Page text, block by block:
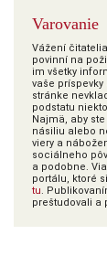
Varovanie
Vážení
povinní na
im všetky
vaše
stránke
podstatu
Najmä, aby
násiliu alebo
viery a
sociálneho
a podobne.
portálu, ktoré
tu.
preštudovali a